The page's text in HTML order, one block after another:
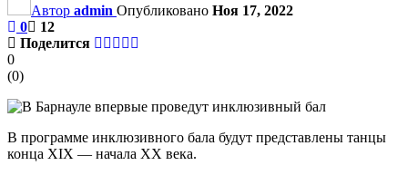
Автор admin Опубликовано Ноя 17, 2022
0
12
Поделится
0
(0)
В программе инклюзивного бала будут представлены танцы
конца XIX — начала XX века.